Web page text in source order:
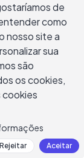
A
não
não
mas
email de
específico o
sem
prontos
de
aviso
de
como
nosso site a
sua
são
os cookies,
cookies
Rejeitar Aceitar